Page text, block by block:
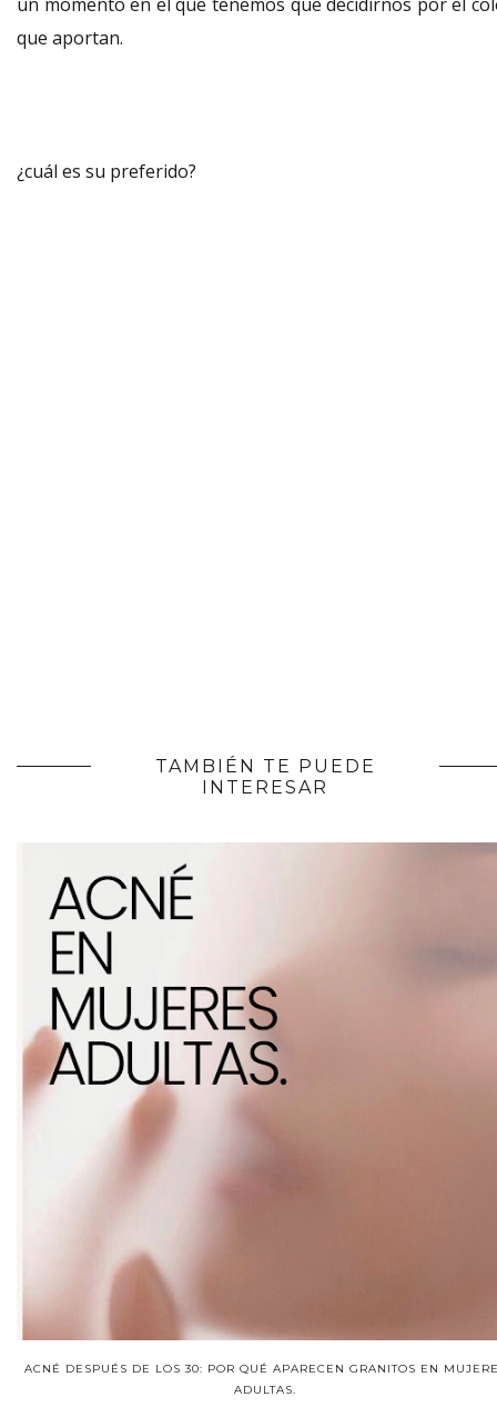
que aportan.
¿cuál es su preferido?
TAMBIÉN TE PUEDE
INTERESAR
ACNÉ DESPUÉS DE LOS 30: POR QUÉ APARECEN GRANITOS EN
ADULTAS.